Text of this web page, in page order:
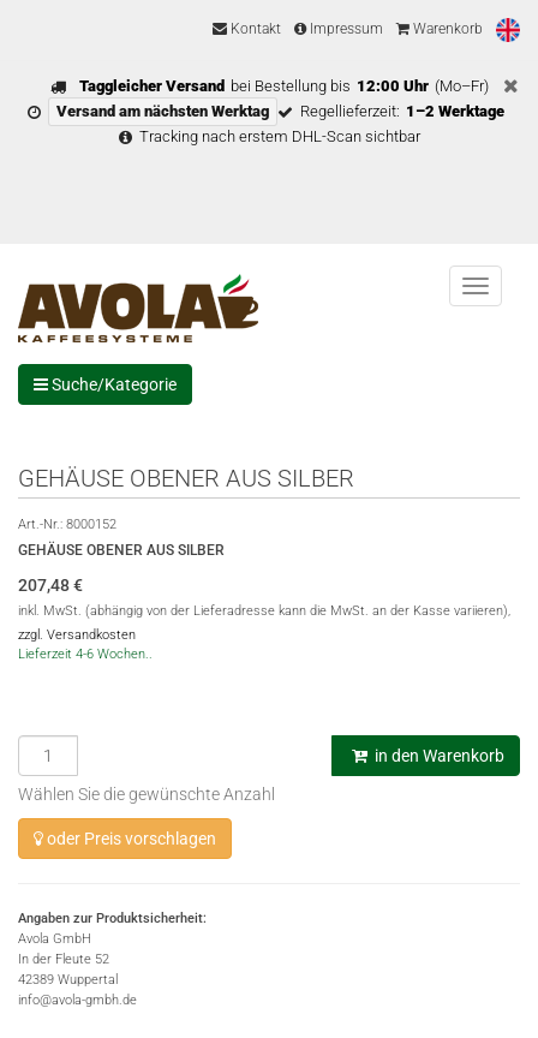
Kontakt Impressum Warenkorb
Taggleicher Versand bei Bestellung bis 12:00 Uhr (Mo–Fr)
Versand am nächsten Werktag
Regellieferzeit: 1–2 Werktage
Tracking nach erstem DHL-Scan sichtbar
Menu
Suche/Kategorie
GEHÄUSE OBENER AUS SILBER
Art.-Nr.: 8000152
GEHÄUSE OBENER AUS SILBER
207,48€
inkl. MwSt. (abhängig von der Lieferadresse kann die MwSt. an der Kasse variieren),
zzgl. Versandkosten
Lieferzeit 4-6 Wochen..
in den Warenkorb
Wählen Sie die gewünschte Anzahl
oder Preis vorschlagen
Angaben zur Produktsicherheit:
Avola GmbH
In der Fleute 52
42389 Wuppertal
info@avola-gmbh.de